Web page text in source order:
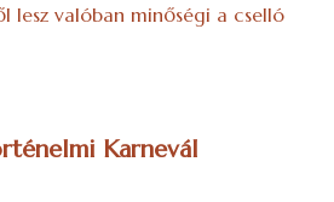
lesz valóban minőségi a cselló
Karnevál